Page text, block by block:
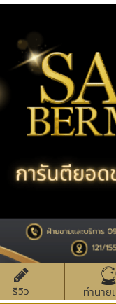
รีวิว
ทำนาย